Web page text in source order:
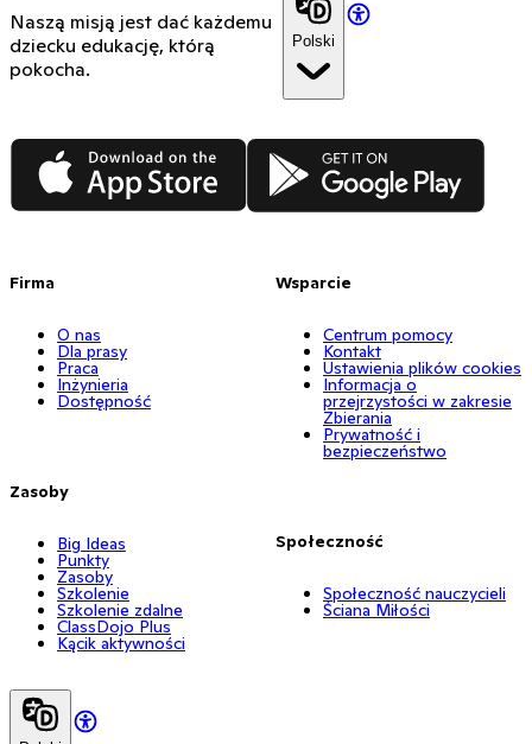
Naszą misją jest dać każdemu
dziecku edukację, którą
pokocha.
Polski
App Store Google Play
Firma
O nas
Dla prasy
Praca
Inżynieria
Dostępność
Zasoby
Big Ideas
Punkty
Zasoby
Szkolenie
Szkolenie zdalne
ClassDojo Plus
Kącik aktywności
Wsparcie
Centrum pomocy
Kontakt
Ustawienia plików cookies
Informacja o
przejrzystości w zakresie
Zbierania
Prywatność i
bezpieczeństwo
Społeczność
Społeczność nauczycieli
Ściana Miłości